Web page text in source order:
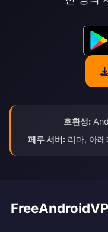
호환성:
페루 서버: 리마, 아레